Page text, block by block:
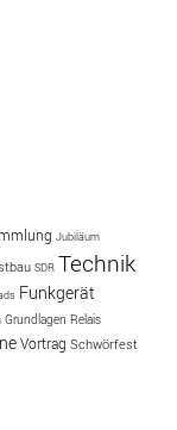
Jubiläum
SDR Technik
Funkgerät
Grundlagen Relais
Vortrag Schwörfest